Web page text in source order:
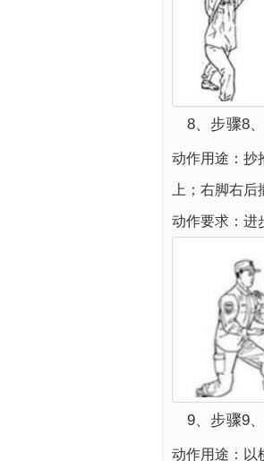
8、步骤8
动作用途：抄
上；右脚右
动作要求：进
9、步骤9
动作用途：以